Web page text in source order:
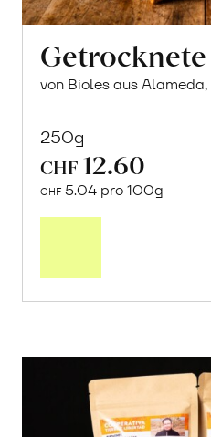
von Bioles aus
250g
CHF 12.60
CHF 5.04 pro 100g